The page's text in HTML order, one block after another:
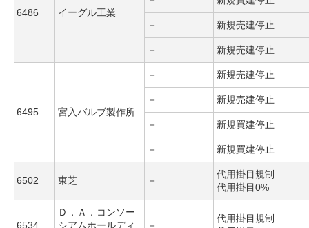
6486 イーグル工業
－ 新規売建停止
－ 新規売建停止
6495 宮入バルブ製作所
－ 新規売建停止
－ 新規売建停止
－ 新規買建停止
－ 新規買建停止
6502 東芝 －
代用掛目規制
代用掛目0%
6534
Ｄ．Ａ．コンソー
シアムホールディ
－
代用掛目規制